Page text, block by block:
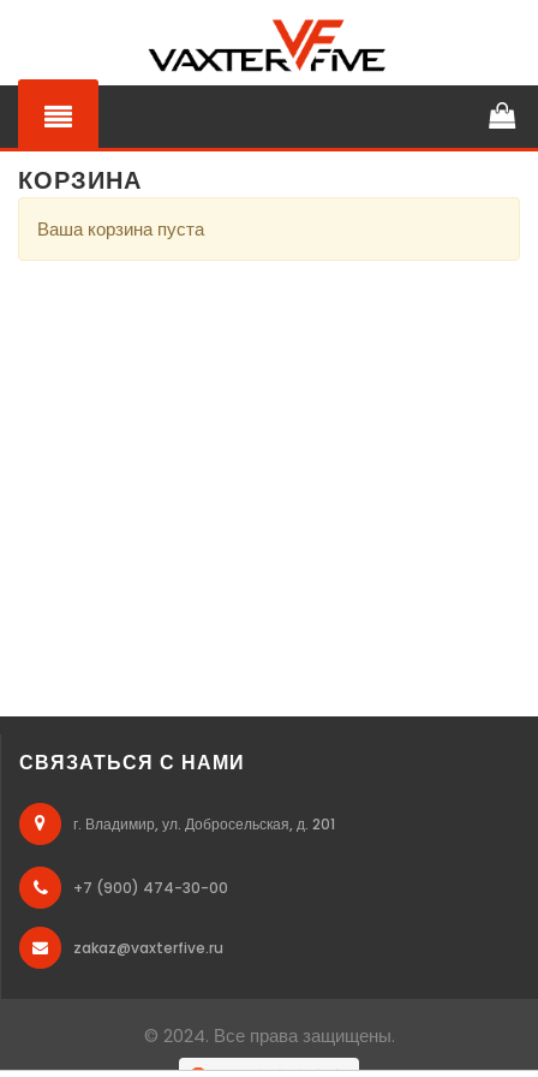
КОРЗИНА
Ваша корзина пуста
СВЯЗАТЬСЯ С НАМИ
г. Владимир, ул. Добросельская, д. 201
+7 (900) 474-30-00
zakaz@vaxterfive.ru
© 2024. Все права защищены.